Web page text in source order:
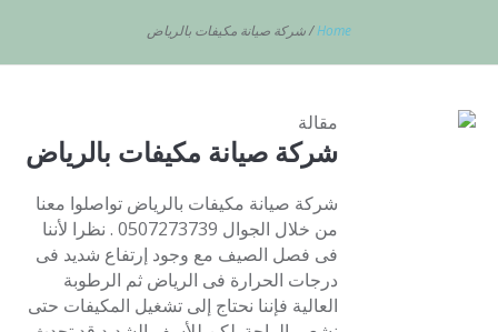
Home
/شركة صيانة مكيفات بالرياض
مقالة
شركة صيانة مكيفات بالرياض
شركة صيانة مكيفات بالرياض تواصلوا معنا
من خلال الجوال 0507273739 . نظرا لأننا
فى فصل الصيف مع وجود إرتفاع شديد فى
درجات الحرارة فى الرياض ثم الرطوبة
العالية فإننا نحتاج إلى تشغيل المكيفات حتى